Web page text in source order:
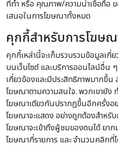
ที่ทำ หรือ คุณภาพ/ความน่าเชื่อถือ
เสนอในการโฆษณาทั้งหมด
คุกกี้สำหรับการโฆษ
คุกกี้เหล่านี้จะเก็บรวบรวมข้อมูลเ
บนเว็บไซต์ และบริการออนไลน์อื่น
เกี่ยวข้องและมีประสิทธิภาพมากขึ้
โฆษณาตามความสนใจ. พวกเขายัง
โฆษณาเดียวกันปรากฏขึ้นอีกครั้งอย่
โฆษณาจะแสดง อย่างถูกต้องสำห
โฆษณาจะเข้าถึงผู้ชมของตนได้ ยา
โฆษณากี่รายการ และ จำนวนคลิกที่